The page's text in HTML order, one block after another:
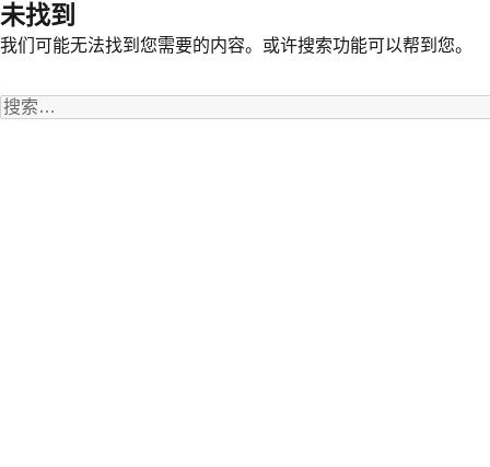
未找到
我们可能无法找到您需要的内容。或许搜索功能可以帮到您。
搜